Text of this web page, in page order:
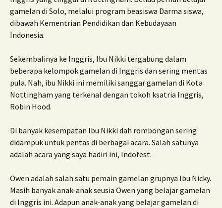
gamelan di Solo, melalui program beasiswa Darma siswa,
dibawah Kementrian Pendidikan dan Kebudayaan
Indonesia.
Sekembalinya ke Inggris, Ibu Nikki tergabung dalam
beberapa kelompok gamelan di Inggris dan sering mentas
pula. Nah, ibu Nikki ini memiliki sanggar gamelan di Kota
Nottingham yang terkenal dengan tokoh ksatria Inggris,
Robin Hood.
Di banyak kesempatan Ibu Nikki dah rombongan sering
didampuk untuk pentas di berbagai acara. Salah satunya
adalah acara yang saya hadiri ini, Indofest.
Owen adalah salah satu pemain gamelan grupnya Ibu Nicky.
Masih banyak anak-anak seusia Owen yang belajar gamelan
di Inggris ini. Adapun anak-anak yang belajar gamelan di